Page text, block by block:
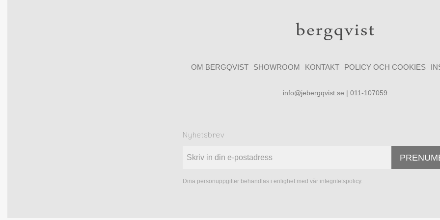
OM BERGQVIST SHOWROOM KONTAKT POLICY OCH COOKIES
info@jebergqvist.se | 011-107059
Nyhetsbrev
Dina personuppgifter behandlas i enlighet med vår integritetspolicy.